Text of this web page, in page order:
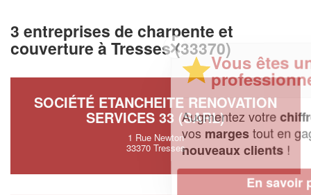
3 entreprises de charpente et
couverture à Tresses (33370)
SOCIÉTÉ ETANCHEITE RENOVATION
SERVICES 33 (SARL)
1 Rue Newton
33370 Tresses
✕
Vous êtes un
professionnel ?
Augmentez votrechiffre d'affaireset
margestout en gagnant de
nouveaux clients!